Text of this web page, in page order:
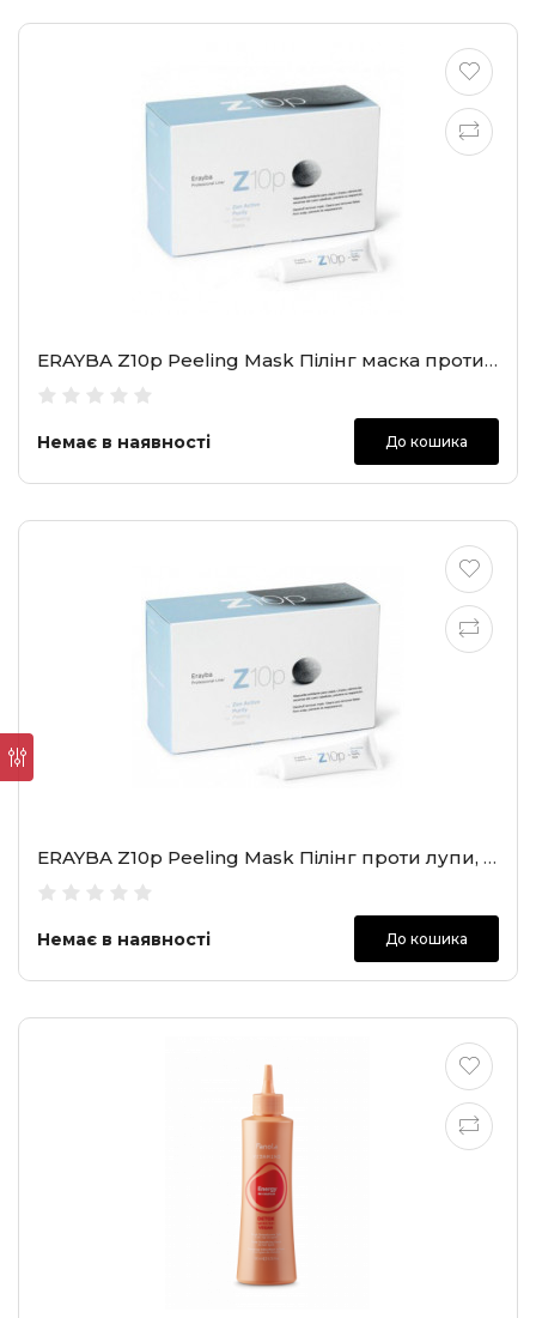
ERAYBA Z10p Peeling Mask Пілінг маска проти лупи, 1х15 мл
Немає в наявності До кошика
ERAYBA Z10p Peeling Mask Пілінг проти лупи, 8х15 мл
Немає в наявності До кошика